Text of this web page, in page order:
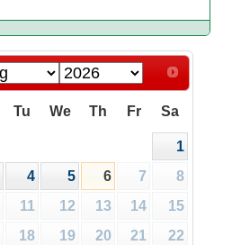
Tu We Th Fr Sa
1
4 5 6 7
8
11 12 13 14
15
18 19 20 21
22